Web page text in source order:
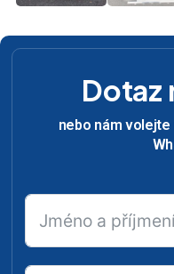
Dotaz
nebo nám volejte